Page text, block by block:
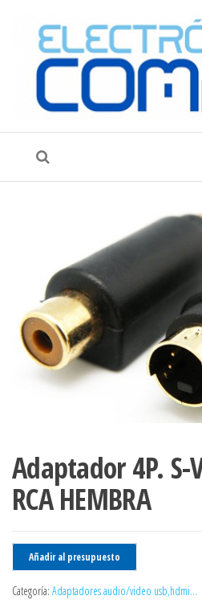
COMPEL
Adaptador 4P. S-
RCA HEMBRA
Añadir al presupuesto
Categoría: Adaptadores audio/video usb,hdmi...